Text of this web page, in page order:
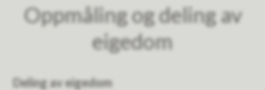
Oppmåling og deling av
eigedom
Deling av eigedom